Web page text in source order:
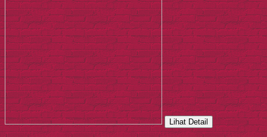
Lihat Detail